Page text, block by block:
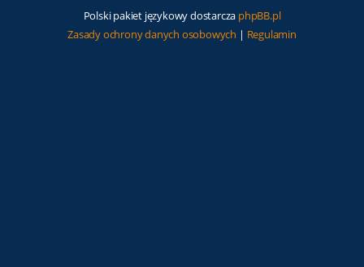
Polski pakiet językowy dostarcza phpBB.pl
Zasady ochrony danych osobowych | Regulamin